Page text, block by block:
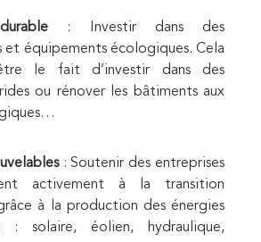
: Investir dans des
et équipements écologiques. Cela
le fait d’investir dans des
ou rénover les bâtiments aux
: Soutenir des entreprises
activement à la transition
à la production des énergies
: solaire, éolien, hydraulique,